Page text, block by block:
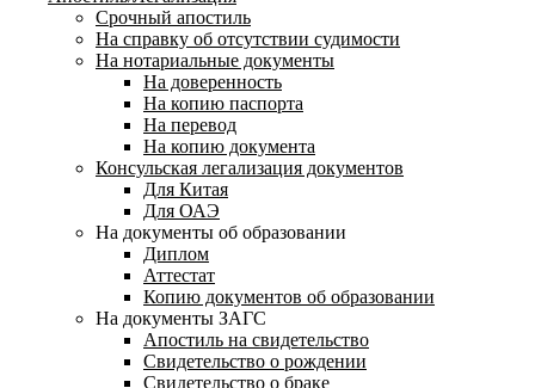
Срочный апостиль
На справку об отсутствии судимости
На нотариальные документы
На доверенность
На копию паспорта
На перевод
На копию документа
Консульская легализация документов
Для Китая
Для ОАЭ
На документы об образовании
Диплом
Аттестат
Копию документов об образовании
На документы ЗАГС
Апостиль на свидетельство
Свидетельство о рождении
Свидетельство о браке